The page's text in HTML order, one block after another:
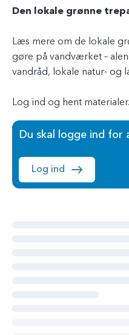
Den lokale grønne
Læs mere om de lokale
gøre på vandværket –
vandråd, lokale natur- og
Log ind og hent materialer.
Du skal logge ind
Log ind